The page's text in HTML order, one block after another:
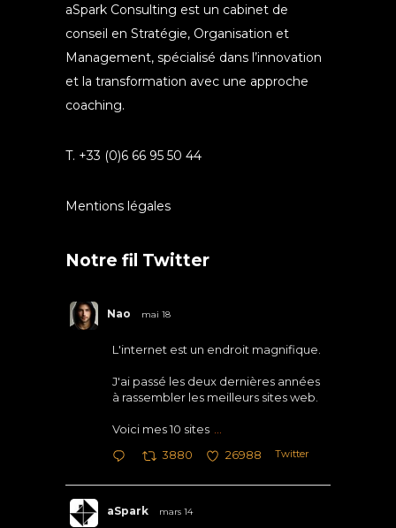
aSpark Consulting est un cabinet de
conseil en Stratégie, Organisation et
Management, spécialisé dans l’innovation
et la transformation avec une approche
coaching.
T. +33 (0)6 66 95 50 44
Mentions légales
Notre fil Twitter
Nao mai 18
L'internet est un endroit magnifique.
J'ai passé les deux dernières années
à rassembler les meilleurs sites web.
Voici mes 10 sites
3880 26988 Twitter
aSpark mars 14